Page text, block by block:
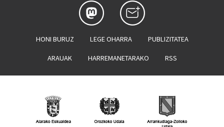
HONI BURUZ LEGE OHARRA PUBLIZITATEA
ARAUAK HARREMANETARAKO RSS